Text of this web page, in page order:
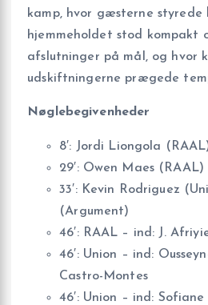
kamp, hvor gæsterne styrede
hjemmeholdet stod kompakt
afslutninger på mål, og hvor
udskiftningerne prægede
Nøglebegivenheder
8′: Jordi Liongola
29′: Owen Maes
33′: Kevin Rodriguez
(Argument)
46′: RAAL – ind: J.
46′: Union – ind:
Castro-Montes
46′: Union – ind: